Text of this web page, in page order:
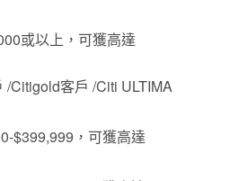
或以上，可獲高達
/Citigold客戶 /Citi ULTIMA
$399,999，可獲高達